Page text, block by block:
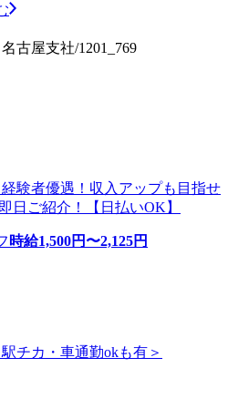
古屋支社/1201_769
験者優遇！収入アップも目指せ
日ご紹介！【日払いOK】
時給1,500円〜2,125円
チカ・車通勤okも有＞